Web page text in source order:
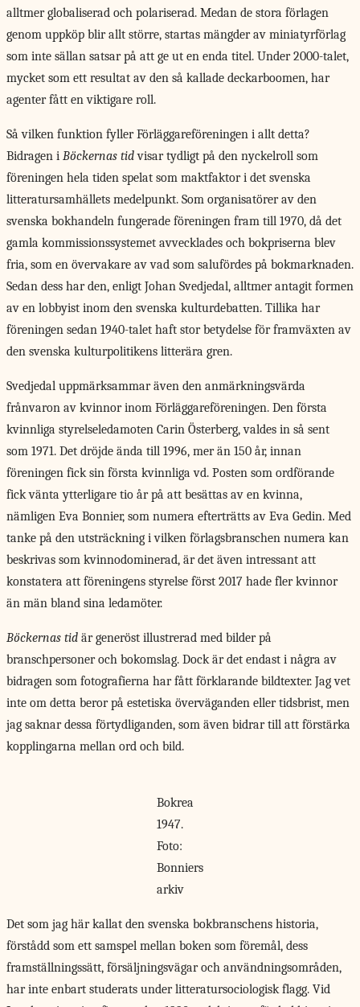
alltmer globaliserad och polariserad. Medan de stora förlagen
genom uppköp blir allt större, startas mängder av miniatyrförlag
som inte sällan satsar på att ge ut en enda titel. Under 2000-talet,
mycket som ett resultat av den så kallade deckarboomen, har
agenter fått en viktigare roll.
Så vilken funktion fyller Förläggareföreningen i allt detta?
Bidragen i Böckernas tidvisar tydligt på den nyckelroll som
föreningen hela tiden spelat som maktfaktor i det svenska
litteratursamhällets medelpunkt. Som organisatörer av den
svenska bokhandeln fungerade föreningen fram till 1970, då det
gamla kommissionssystemet avvecklades och bokpriserna blev
fria, som en övervakare av vad som salufördes på bokmarknaden.
Sedan dess har den, enligt Johan Svedjedal, alltmer antagit formen
av en lobbyist inom den svenska kulturdebatten. Tillika har
föreningen sedan 1940-talet haft stor betydelse för framväxten av
den svenska kulturpolitikens litterära gren.
Svedjedal uppmärksammar även den anmärkningsvärda
frånvaron av kvinnor inom Förläggareföreningen. Den första
kvinnliga styrelseledamoten Carin Österberg, valdes in så sent
som 1971. Det dröjde ända till 1996, mer än 150 år, innan
föreningen fick sin första kvinnliga vd. Posten som ordförande
fick vänta ytterligare tio år på att besättas av en kvinna,
nämligen Eva Bonnier, som numera efterträtts av Eva Gedin. Med
tanke på den utsträckning i vilken förlagsbranschen numera kan
beskrivas som kvinnodominerad, är det även intressant att
konstatera att föreningens styrelse först 2017 hade fler kvinnor
än män bland sina ledamöter.
Böckernas tid är generöst illustrerad med bilder på
branschpersoner och bokomslag. Dock är det endast i några av
bidragen som fotografierna har fått förklarande bildtexter. Jag vet
inte om detta beror på estetiska överväganden eller tidsbrist, men
jag saknar dessa förtydliganden, som även bidrar till att förstärka
kopplingarna mellan ord och bild.
Bokrea
1947.
Foto:
Bonniers
arkiv
Det som jag här kallat den svenska bokbranschens historia,
förstådd som ett samspel mellan boken som föremål, dess
framställningssätt, försäljningsvägar och användningsområden,
har inte enbart studerats under litteratursociologisk flagg. Vid